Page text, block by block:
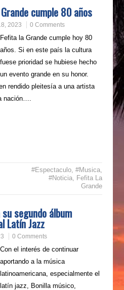
cumple 80 años
2023 0 Comments
Fefita la Grande cumple hoy 80
años. Si en este país la cultura
fuese prioridad se hubiese hecho
un evento grande en su honor.
rendido pleitesía a una artista
nación….
#Espectaculo ,#Musica
#Noticia Fefita La
Grande
segundo álbum
Latín Jazz
0 Comments
Con el interés de continuar
aportando a la música
latinoamericana, especialmente el
latín jazz, Bonilla músico,